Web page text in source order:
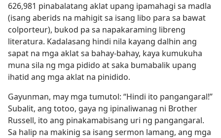
626,981 pinabalatang aklat upang ipamahagi sa madla
(isang aberids na mahigit sa isang libo para sa bawat
colporteur), bukod pa sa napakaraming libreng
literatura. Kadalasang hindi nila kayang dalhin ang
sapat na mga aklat sa bahay-bahay, kaya kumukuha
muna sila ng mga pidido at saka bumabalik upang
ihatid ang mga aklat na pinidido.
Gayunman, may mga tumutol: “Hindi ito pangangaral!”
Subalit, ang totoo, gaya ng ipinaliwanag ni Brother
Russell, ito ang pinakamabisang uri ng pangangaral.
Sa halip na makinig sa isang sermon lamang, ang mga